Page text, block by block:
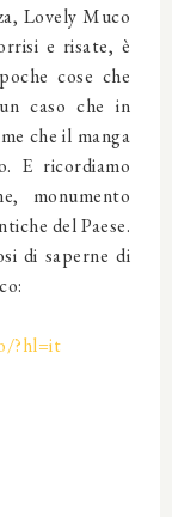
Lovely Muco
e risate, è
cose che
caso che in
che il manga
E ricordiamo
monumento
del Paese.
di saperne di
?hl=it